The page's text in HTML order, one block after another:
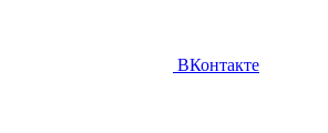
ВКонтакте